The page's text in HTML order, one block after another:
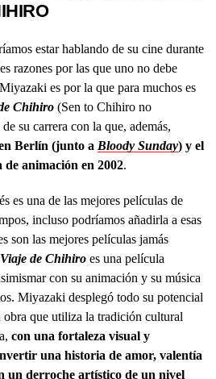
estar hablando de su cine durante
razones por las que uno no debe
es por la que para muchos es
Chihiro (Sen to Chihiro no
su carrera con la que, además,
Berlín (junto a Bloody Sunday) y el
animación en 2002.
es una de las mejores películas de
incluso podríamos añadirla a esas
son las mejores películas jamás
de Chihiro es una película
con su animación y su música
Miyazaki desplegó todo su potencial
obra que utiliza la tradición cultural
con una fortaleza visual y
una historia de amor, valentía
un derroche artístico de un nivel